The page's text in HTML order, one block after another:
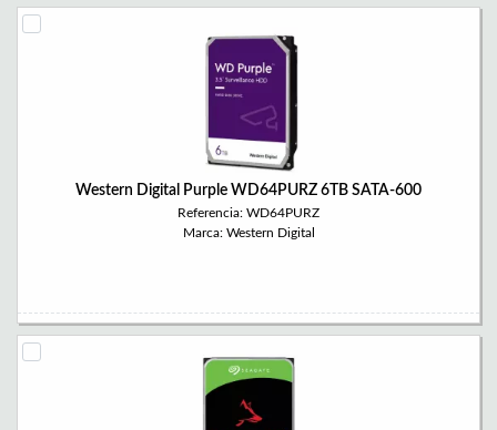
Western Digital Purple WD64PURZ 6TB SATA-600
Referencia: WD64PURZ
Marca: Western Digital